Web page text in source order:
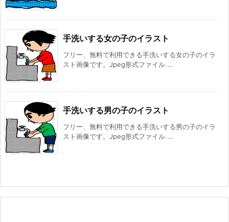
手洗いする女の子のイラスト
フリー、無料で利用できる手洗いする女の子のイラ
スト画像です。Jpeg形式ファイル ...
手洗いする男の子のイラスト
フリー、無料で利用できる手洗いする男の子のイラ
スト画像です。Jpeg形式ファイル ...